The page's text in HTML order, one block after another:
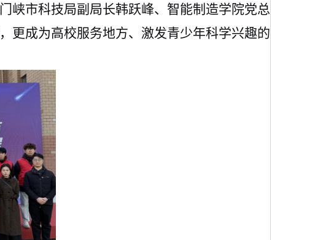
峡市科技局副局长韩跃峰、 智能制造学院党总
更成为高校服务地方、激发青少年科学兴趣的